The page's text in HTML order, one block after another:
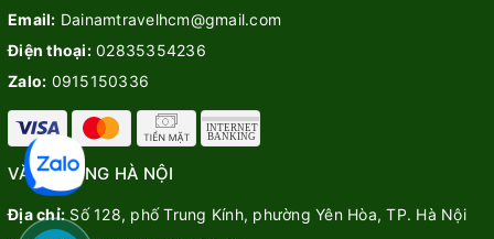
Email: Dainamtravelhcm@gmail.com
Điện thoại: 02835354236
Zalo: 0915150336
VĂN PHÒNG HÀ NỘI
Địa chỉ: Số 128, phố Trung Kính, phường Yên Hòa, TP. Hà Nội